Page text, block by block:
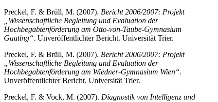
Preckel, F. & Brüll, M. (2007). Bericht 2006/2007: Projekt
„Wissenschaftliche Begleitung und Evaluation der
Hochbegabtenförderung am Otto-von-Taube-Gymnasium
Gauting“. Unveröffentlichter Bericht. Universität Trier.
Preckel, F. & Brüll, M. (2007). Bericht 2006/2007: Projekt
„Wissenschaftliche Begleitung und Evaluation der
Hochbegabtenförderung am Wiedner-Gymnasium Wien“.
Unveröffentlichter Bericht. Universität Trier.
Preckel, F. & Vock, M. (2007). Diagnostik von Intelligenz und